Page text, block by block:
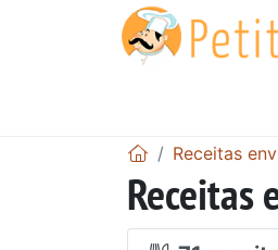
Receitas
Receitas